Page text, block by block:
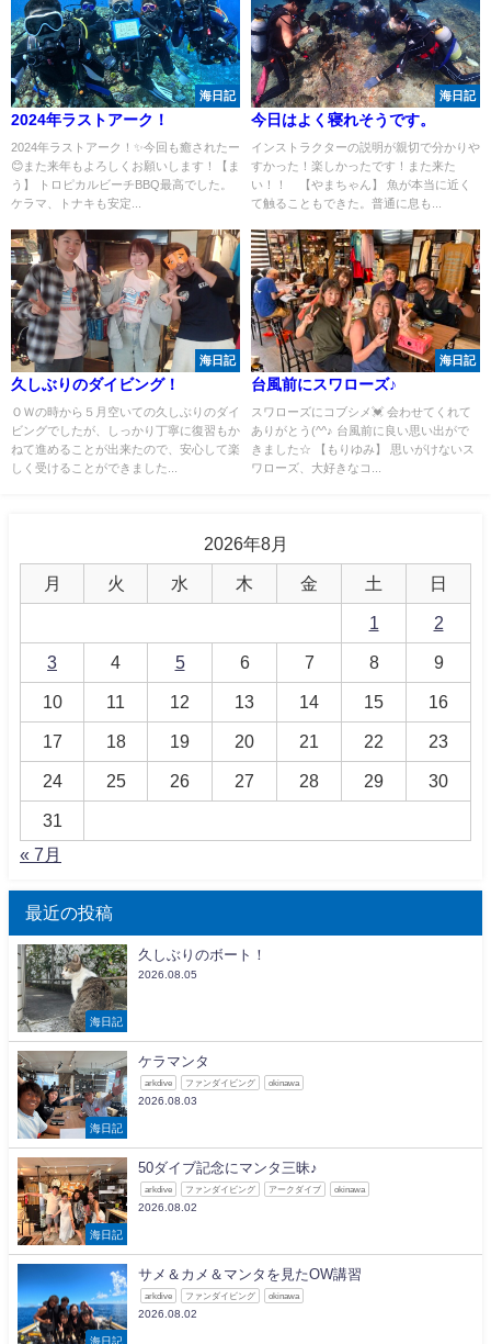
海日記
2024年ラストアーク！
2024年ラストアーク！✨今回も癒されたー
😊また来年もよろしくお願いします！【ま
う】 トロピカルビーチBBQ最高でした。
ケラマ、トナキも安定...
海日記
今日はよく寝れそうです。
インストラクターの説明が親切で分かりや
すかった！楽しかったです！また来た
い！！ 【やまちゃん】 魚が本当に近く
て触ることもできた。普通に息も...
海日記
久しぶりのダイビング！
ＯＷの時から５月空いての久しぶりのダイ
ビングでしたが、しっかり丁寧に復習もか
ねて進めることが出来たので、安心して楽
しく受けることができました...
海日記
台風前にスワローズ♪
スワローズにコブシメ💓 会わせてくれて
ありがとう(^^♪ 台風前に良い思い出がで
きました☆ 【もりゆみ】 思いがけないス
ワローズ、大好きなコ...
2026年8月
月 火 水 木 金 土 日
1 2
3 4 5 6 7 8 9
10 11 12 13 14 15 16
17 18 19 20 21 22 23
24 25 26 27 28 29 30
31
« 7月
最近の投稿
海日記
久しぶりのボート！
2026.08.05
海日記
ケラマンタ
arkdive ファンダイビング okinawa
2026.08.03
海日記
50ダイブ記念にマンタ三昧♪
arkdive ファンダイビング アークダイブ okinawa
2026.08.02
海日記
サメ＆カメ＆マンタを見たOW講習
arkdive ファンダイビング okinawa
2026.08.02